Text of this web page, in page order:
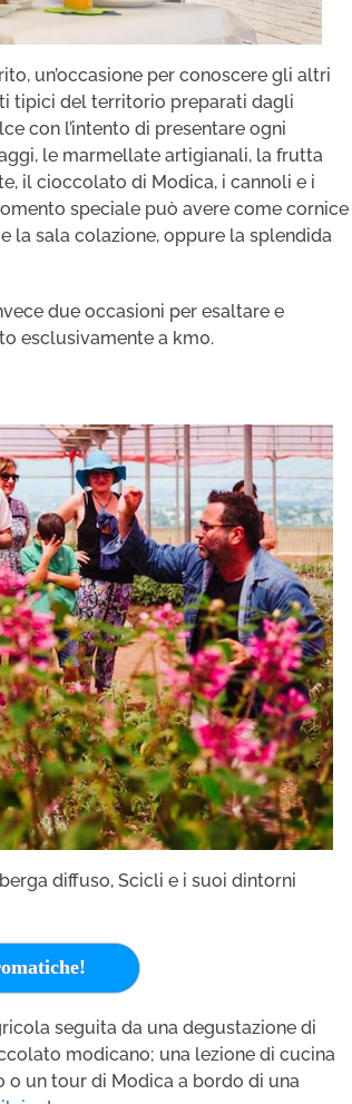
un’occasione per conoscere gli altri
tipici del territorio preparati dagli
con l’intento di presentare ogni
le marmellate artigianali, la frutta
il cioccolato di Modica, i cannoli e i
speciale può avere come cornice
la sala colazione, oppure la splendida
due occasioni per esaltare e
esclusivamente a km0.
diffuso, Scicli e i suoi dintorni
seguita da una degustazione di
modicano; una lezione di cucina
un tour di Modica a bordo di una